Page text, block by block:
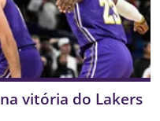
vitória do Lakers